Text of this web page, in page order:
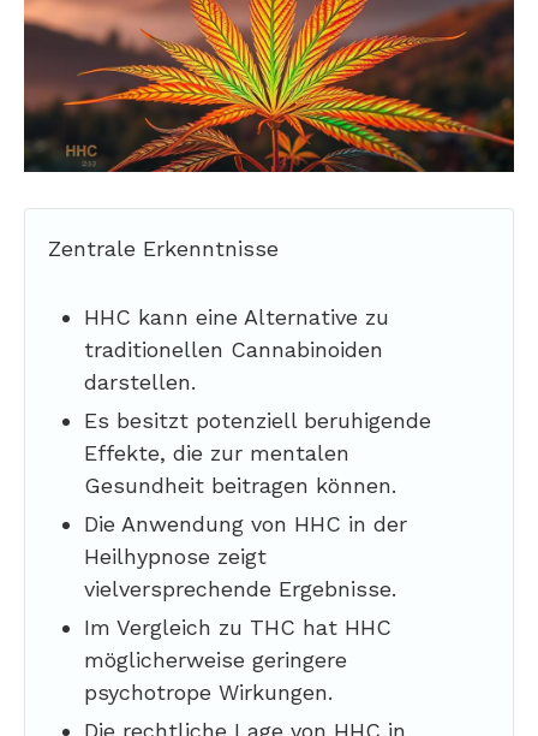
Zentrale Erkenntnisse
HHC kann eine Alternative zu
traditionellen Cannabinoiden
darstellen.
Es besitzt potenziell beruhigende
Effekte, die zur mentalen
Gesundheit beitragen können.
Die Anwendung von HHC in der
Heilhypnose zeigt
vielversprechende Ergebnisse.
Im Vergleich zu THC hat HHC
möglicherweise geringere
psychotrope Wirkungen.